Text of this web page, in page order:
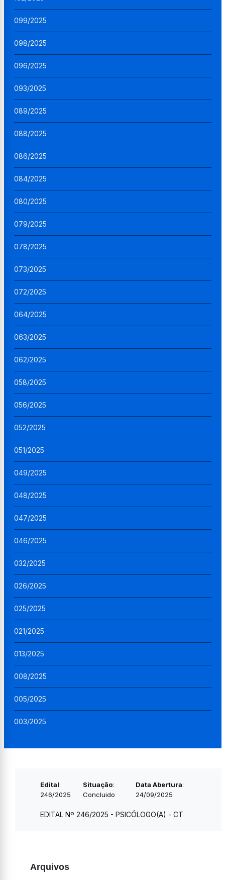
099/2025
098/2025
096/2025
093/2025
089/2025
088/2025
086/2025
084/2025
080/2025
079/2025
078/2025
073/2025
072/2025
064/2025
063/2025
062/2025
058/2025
056/2025
052/2025
051/2025
049/2025
048/2025
047/2025
046/2025
032/2025
026/2025
025/2025
021/2025
013/2025
008/2025
005/2025
003/2025
Edital:
246/2025
Situação:
Concluido
Data Abertura:
24/09/2025
EDITAL Nº 246/2025 - PSICÓLOGO(A) - CT
Arquivos